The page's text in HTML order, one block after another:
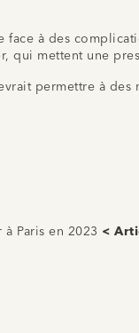
face à des
qui mettent une
permettre à
à Paris en 2023 <